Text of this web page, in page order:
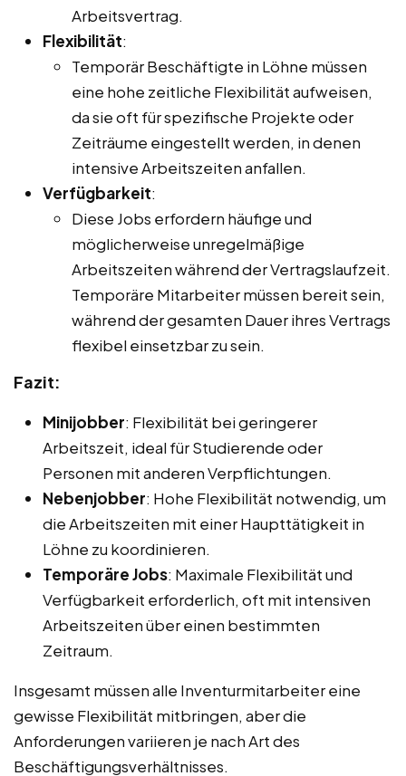
Arbeitsvertrag.
Flexibilität:
Temporär Beschäftigte in Löhne müssen
eine hohe zeitliche Flexibilität aufweisen,
da sie oft für spezifische Projekte oder
Zeiträume eingestellt werden, in denen
intensive Arbeitszeiten anfallen.
Verfügbarkeit:
Diese Jobs erfordern häufige und
möglicherweise unregelmäßige
Arbeitszeiten während der Vertragslaufzeit.
Temporäre Mitarbeiter müssen bereit sein,
während der gesamten Dauer ihres Vertrags
flexibel einsetzbar zu sein.
Fazit:
Minijobber: Flexibilität bei geringerer
Arbeitszeit, ideal für Studierende oder
Personen mit anderen Verpflichtungen.
Nebenjobber: Hohe Flexibilität notwendig, um
die Arbeitszeiten mit einer Haupttätigkeit in
Löhne zu koordinieren.
Temporäre Jobs: Maximale Flexibilität und
Verfügbarkeit erforderlich, oft mit intensiven
Arbeitszeiten über einen bestimmten
Zeitraum.
Insgesamt müssen alle Inventurmitarbeiter eine
gewisse Flexibilität mitbringen, aber die
Anforderungen variieren je nach Art des
Beschäftigungsverhältnisses.